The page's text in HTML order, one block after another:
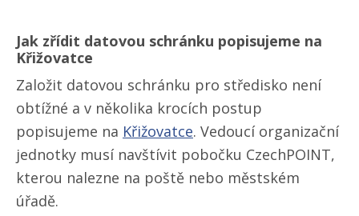
Jak zřídit datovou schránku popisujeme na
Křižovatce
Založit datovou schránku pro středisko není
obtížné a v několika krocích postup
popisujeme na Křižovatce. Vedoucí organizační
jednotky musí navštívit pobočku CzechPOINT,
kterou nalezne na poště nebo městském
úřadě.